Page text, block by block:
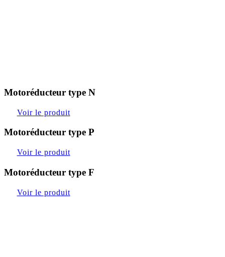
Motoréducteur type N
Voir le produit
Motoréducteur type P
Voir le produit
Motoréducteur type F
Voir le produit